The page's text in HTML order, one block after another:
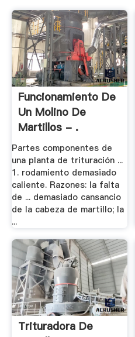
Funcionamiento De
Un Molino De
Martillos - .
Partes componentes de
una planta de trituración ...
1. rodamiento demasiado
caliente. Razones: la falta
de ... demasiado cansancio
de la cabeza de martillo; la
...
Trituradora De